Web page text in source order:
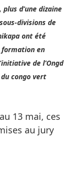
d’une dizaine
divisions de
ont été
en
de l’Ongd
congo vert
13 mai, ces
au jury